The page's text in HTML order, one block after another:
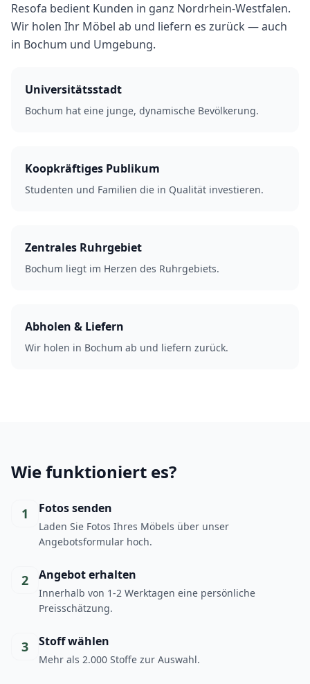
Resofa bedient Kunden in ganz Nordrhein-Westfalen.
Wir holen Ihr Möbel ab und liefern es zurück — auch
in Bochum und Umgebung.
Universitätsstadt
Bochum hat eine junge, dynamische Bevölkerung.
Koopkräftiges Publikum
Studenten und Familien die in Qualität investieren.
Zentrales Ruhrgebiet
Bochum liegt im Herzen des Ruhrgebiets.
Abholen & Liefern
Wir holen in Bochum ab und liefern zurück.
Wie funktioniert es?
1 Fotos senden
Laden Sie Fotos Ihres Möbels über unser
Angebotsformular hoch.
2 Angebot erhalten
Innerhalb von 1-2 Werktagen eine persönliche
Preisschätzung.
3 Stoff wählen
Mehr als 2.000 Stoffe zur Auswahl.